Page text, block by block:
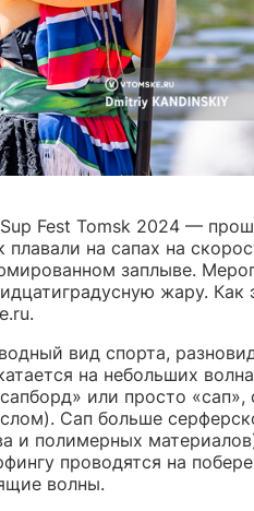
Fest Tomsk 2024 —
на сапах на
заплыве.
жару.
вид спорта,
на небольших
или просто «сап»,
Сап больше
и полимерных
проводятся на
волны.